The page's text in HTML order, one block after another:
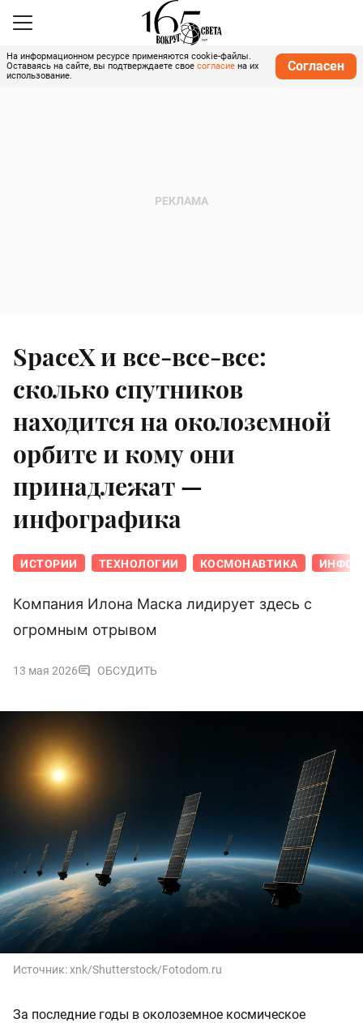
На информационном ресурсе применяются cookie-файлы.
Оставаясь на сайте, вы подтверждаете свое согласие на их
использование.
Согласен
SpaceX и все-все-все:
сколько спутников
находится на околоземной
орбите и кому они
принадлежат —
инфографика
ИСТОРИИ ТЕХНОЛОГИИ КОСМОНАВТИКА
Компания Илона Маска лидирует здесь с
огромным отрывом
13 мая 2026 ОБСУДИТЬ
Источник:xnk/Shutterstock/Fotodom.ru
За последние годы в околоземное космическое